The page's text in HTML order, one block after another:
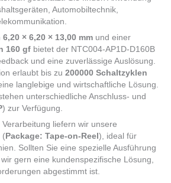
Automobiltechnik,
6,20 × 6,20 × 13,00 mm und einer
160 gf bietet der NTC004-AP1D-D160B
und eine zuverlässige Auslösung.
erlaubt bis zu 200000 Schaltzyklen
langlebige und wirtschaftliche Lösung.
unterschiedliche Anschluss- und
) zur Verfügung.
liefern wir unsere
(Package: Tape-on-Reel), ideal für
Sollten Sie eine spezielle Ausführung
gern eine kundenspezifische Lösung,
abgestimmt ist.